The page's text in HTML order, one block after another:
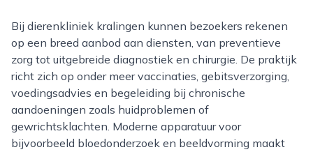
Bij dierenkliniek kralingen kunnen bezoekers rekenen
op een breed aanbod aan diensten, van preventieve
zorg tot uitgebreide diagnostiek en chirurgie. De praktijk
richt zich op onder meer vaccinaties, gebitsverzorging,
voedingsadvies en begeleiding bij chronische
aandoeningen zoals huidproblemen of
gewrichtsklachten. Moderne apparatuur voor
bijvoorbeeld bloedonderzoek en beeldvorming maakt